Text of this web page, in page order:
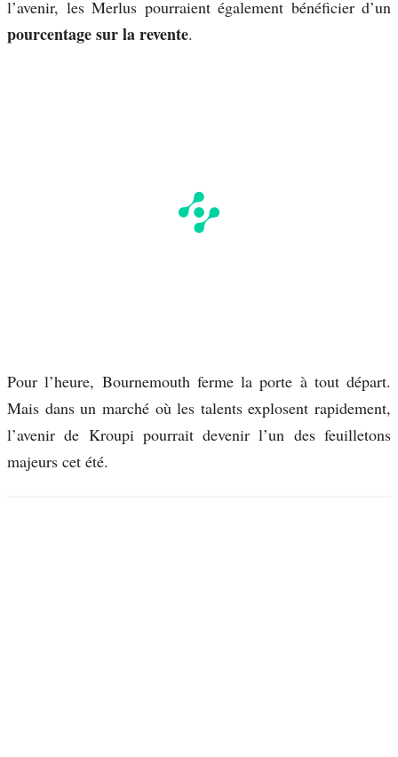
l’avenir, les Merlus pourraient également bénéficier d’un
pourcentage sur la revente.
Pour l’heure, Bournemouth ferme la porte à tout départ.
Mais dans un marché où les talents explosent rapidement,
l’avenir de Kroupi pourrait devenir l’un des feuilletons
majeurs cet été.